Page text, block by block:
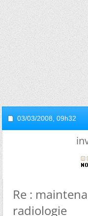
03/03/2008, 09h32
Re :
radiologie